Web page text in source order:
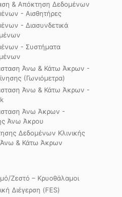
& Απόκτηση Δεδομένων
- Αισθητήρες
- Διασυνδετικά
- Συστήματα
Άνω & Κάτω Άκρων -
(Γωνιόμετρα)
Άνω & Κάτω Άκρων -
Άνω Άκρων -
Άνω Άκρου
Δεδομένων Κλινικής
& Κάτω Άκρων
Ζεστό – Κρυοθάλαμοι
Διέγερση (FES)